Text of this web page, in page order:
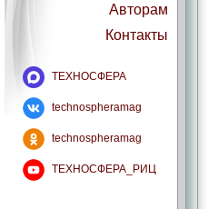
Авторам
Контакты
ТЕХНОСФЕРА
technospheramag
technospheramag
ТЕХНОСФЕРА_РИЦ